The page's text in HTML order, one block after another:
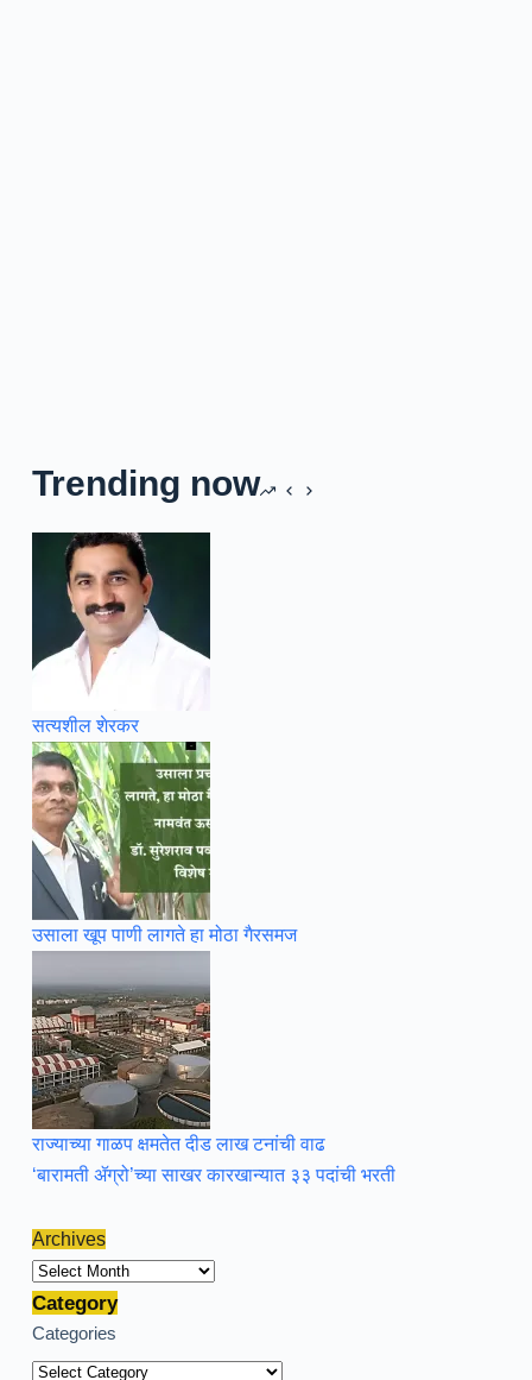
Trending now
सत्यशील शेरकर
उसाला खूप पाणी लागते हा मोठा गैरसमज
राज्याच्या गाळप क्षमतेत दीड लाख टनांची वाढ
‘बारामती ॲग्रो’च्या साखर कारखान्यात ३३ पदांची भरती
Archives
Archives
Category
Categories